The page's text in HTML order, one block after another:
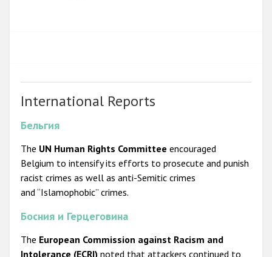
International Reports
Бельгия
The UN Human Rights Committee encouraged
Belgium to intensify its efforts to prosecute and punish
racist crimes as well as anti-Semitic crimes
and “Islamophobic” crimes.
Босния и Герцеговина
The European Commission against Racism and
Intolerance (ECRI) noted that attackers continued to